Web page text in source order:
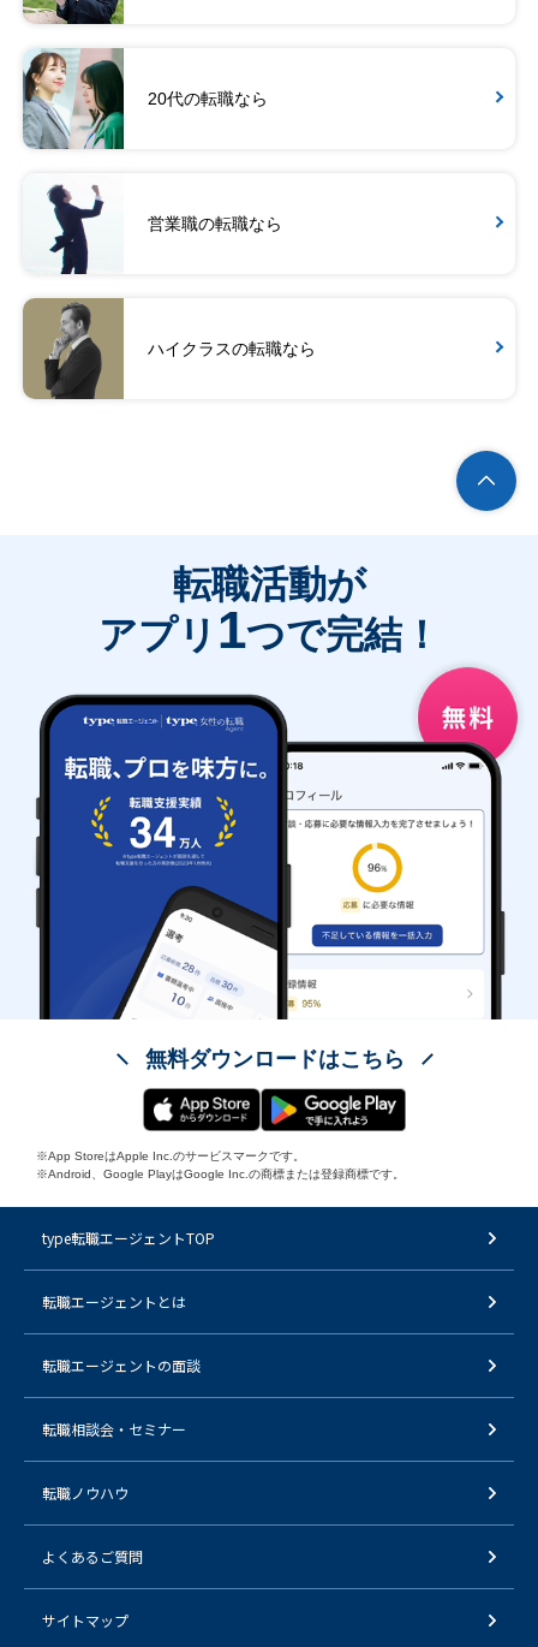
20代の転職なら
営業職の転職なら
ハイクラスの転職なら
転職活動が
アプリ 1つで完結！
無料ダウンロードはこちら
※App StoreはApple Inc.のサービスマークです。
※Android、Google PlayはGoogle Inc.の商標または登録商標です。
type転職エージェントTOP
転職エージェントとは
転職エージェントの面談
転職相談会・セミナー
転職ノウハウ
よくあるご質問
サイトマップ